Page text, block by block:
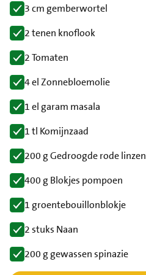
3 cm gemberwortel
2 tenen knoflook
2 Tomaten
4 el Zonnebloemolie
1 el garam masala
1 tl Komijnzaad
200 g Gedroogde rode linzen
400 g Blokjes pompoen
1 groentebouillonblokje
2 stuks Naan
200 g gewassen spinazie